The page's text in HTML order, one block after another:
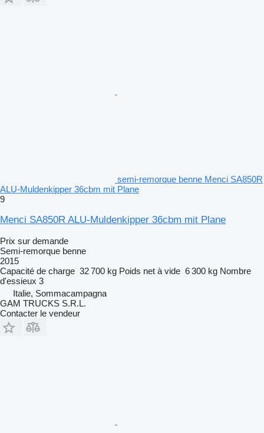
semi-remorque benne Menci SA850R
ALU-Muldenkipper 36cbm mit Plane
9
Menci SA850R ALU-Muldenkipper 36cbm mit Plane
Prix sur demande
Semi-remorque benne
2015
Capacité de charge 32 700 kg Poids net à vide 6 300 kg Nombre
d'essieux 3
Italie, Sommacampagna
GAM TRUCKS S.R.L.
Contacter le vendeur